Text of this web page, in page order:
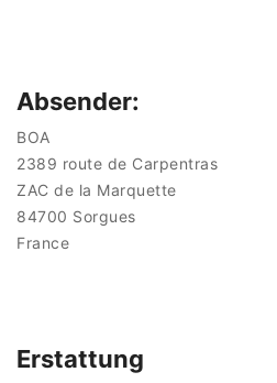
Absender:
BOA
2389 route de Carpentras
ZAC de la Marquette
84700 Sorgues
France
Erstattung